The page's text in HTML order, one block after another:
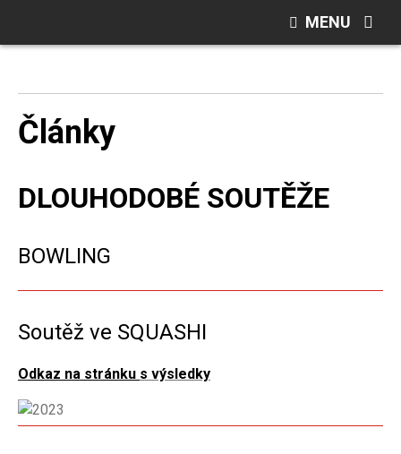
Články
DLOUHODOBÉ SOUTĚŽE
BOWLING
Soutěž ve SQUASHI
Odkaz na stránku s výsledky
MENU